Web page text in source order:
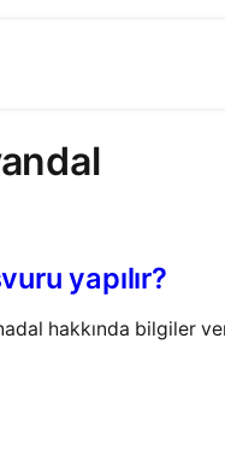
yapılır?
hakkında bilgiler